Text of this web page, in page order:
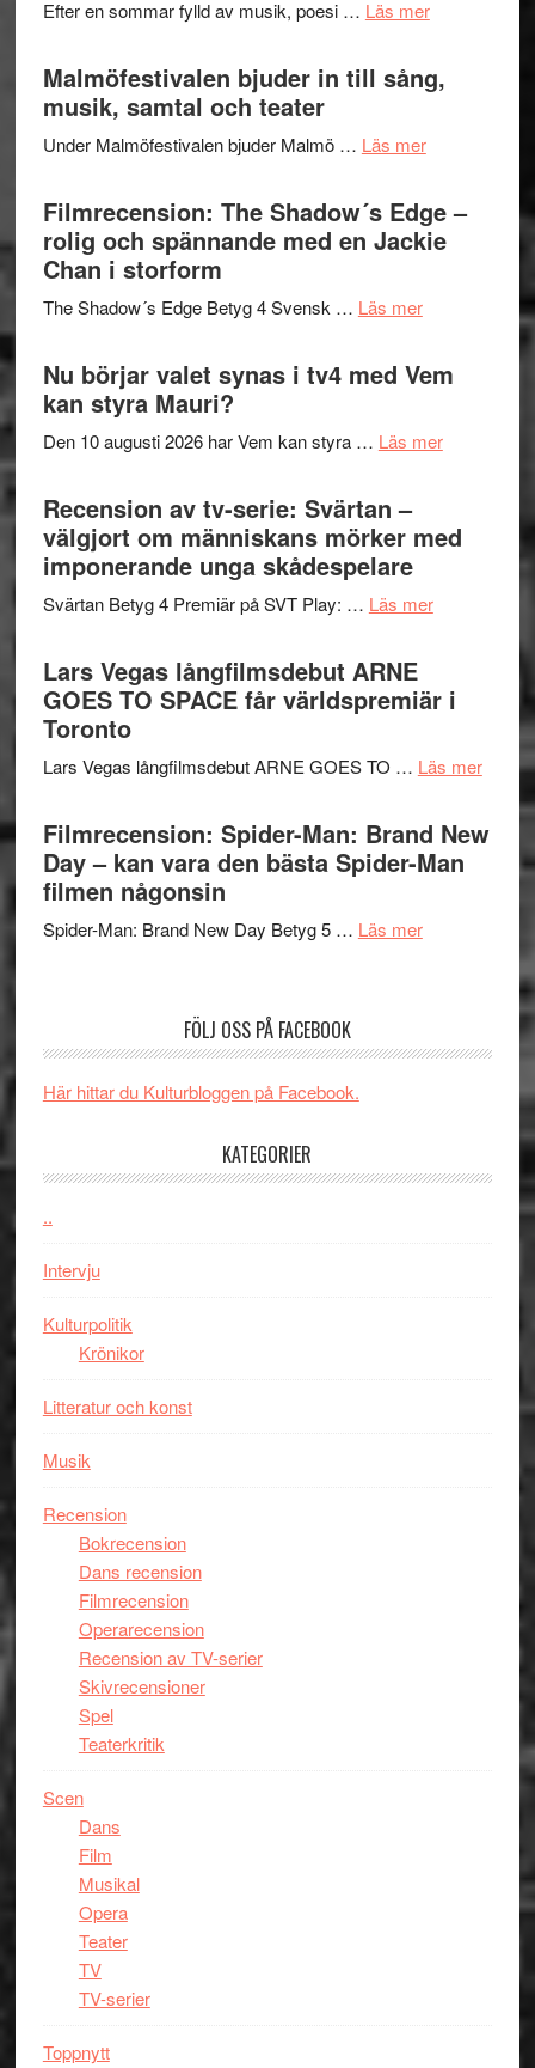
terräng
Efter en sommar fylld av musik, poesi … Läs merom
Hannes
Pöntinen
avslutar
Malmöfestivalen bjuder in till sång,
musik, samtal och teater
Under Malmöfestivalen bjuder Malmö … Läs merom
in
till
och
Filmrecension: The Shadow´s Edge –
rolig och spännande med en Jackie
Chan i storform
The Shadow´s Edge Betyg 4 Svensk … Läs merom
Filmrecension:
Shadow
Edge
och
en
i
Nu börjar valet synas i tv4 med Vem
kan styra Mauri?
Den 10 augusti 2026 har Vem kan styra … Läs merom
valet
synas
kan
Recension av tv-serie: Svärtan –
välgjort om människans mörker med
imponerande unga skådespelare
Svärtan Betyg 4 Premiär på SVT Play: … Läs merom
tv-
serie:
–
om
människans
Lars Vegas långfilmsdebut ARNE
GOES TO SPACE får världspremiär i
Toronto
Lars Vegas långfilmsdebut ARNE GOES TO … Läs merom
ARNE
i
Filmrecension: Spider-Man: Brand New
Day – kan vara den bästa Spider-Man
filmen någonsin
Spider-Man: Brand New Day Betyg 5 … Läs merom
Filmrecension:
vara
FÖLJ OSS PÅ FACEBOOK
Här hittar du Kulturbloggen på Facebook.
KATEGORIER
..
Intervju
Kulturpolitik
Krönikor
Litteratur och konst
Musik
Recension
Bokrecension
Dans recension
Filmrecension
Operarecension
Recension av TV-serier
Skivrecensioner
Spel
Teaterkritik
Scen
Dans
Film
Musikal
Opera
Teater
TV
TV-serier
Toppnytt